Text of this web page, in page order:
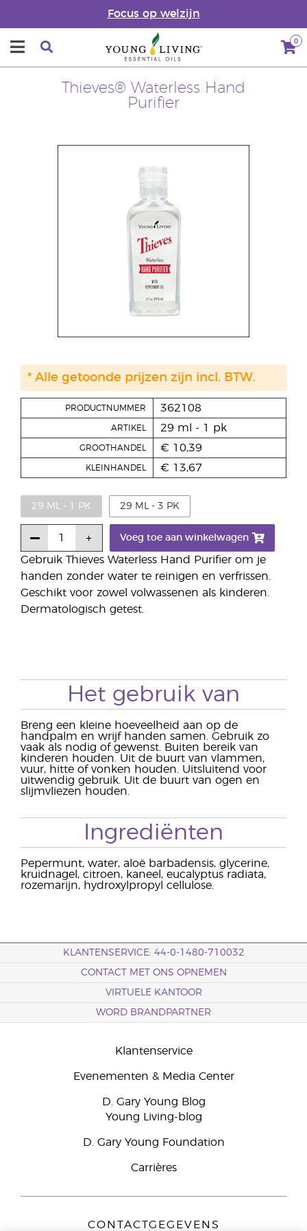
Focus op welzijn
0
Thieves® Waterless Hand
Purifier
Gebruik Thieves Waterless Hand Purifier om je
handen zonder water te reinigen en verfrissen.
Geschikt voor zowel volwassenen als kinderen.
Dermatologisch getest.
PRODUCTNUMMER 362108
ARTIKEL 29 ml - 1 pk
GROOTHANDEL € 10,39
KLEINHANDEL € 13,67
29 ML - 1 PK 29 ML - 3 PK
Voeg toe aan winkelwagen
* Alle getoonde prijzen zijn incl. BTW.
Het gebruik van
Breng een kleine hoeveelheid aan op de
handpalm en wrijf handen samen. Gebruik zo
vaak als nodig of gewenst. Buiten bereik van
kinderen houden. Uit de buurt van vlammen,
vuur, hitte of vonken houden. Uitsluitend voor
uitwendig gebruik. Uit de buurt van ogen en
slijmvliezen houden.
Ingrediënten
Pepermunt, water, aloë barbadensis, glycerine,
kruidnagel, citroen, kaneel, eucalyptus radiata,
rozemarijn, hydroxylpropyl cellulose.
KLANTENSERVICE: 44-0-1480-710032
CONTACT MET ONS OPNEMEN
VIRTUELE KANTOOR
WORD BRANDPARTNER
Klantenservice
Evenementen & Media Center
D. Gary Young Blog
Young Living-blog
D. Gary Young Foundation
Carrières
CONTACTGEGEVENS